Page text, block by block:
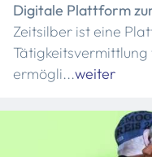
Digitale Plattform
Zeitsilber ist eine
ermögli...weiter